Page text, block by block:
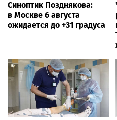
Синоптик Позднякова:
в Москве 6 августа
ожидается до +31 градуса